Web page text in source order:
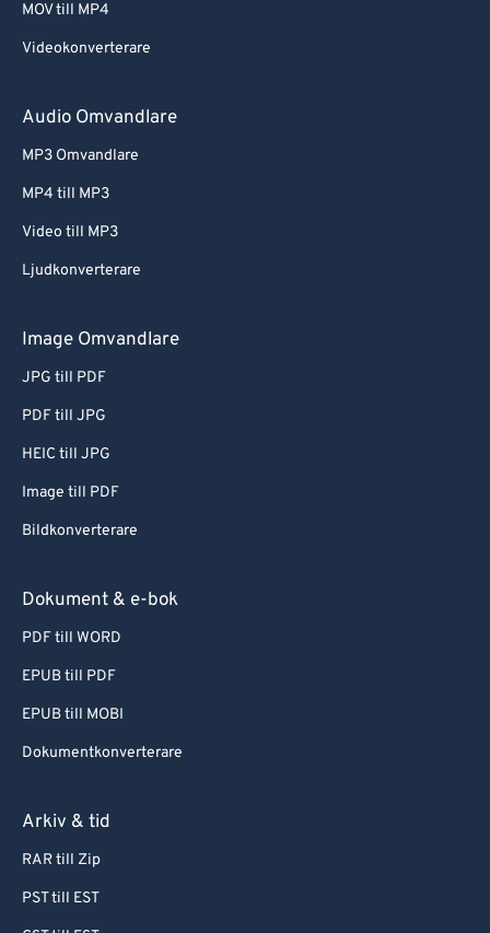
MOV till MP4
Videokonverterare
Audio Omvandlare
MP3 Omvandlare
MP4 till MP3
Video till MP3
Ljudkonverterare
Image Omvandlare
JPG till PDF
PDF till JPG
HEIC till JPG
Image till PDF
Bildkonverterare
Dokument & e-bok
PDF till WORD
EPUB till PDF
EPUB till MOBI
Dokumentkonverterare
Arkiv & tid
RAR till Zip
PST till EST